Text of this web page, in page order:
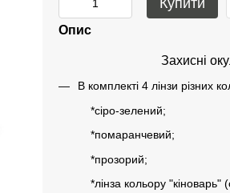
Купити
Опис
Захисні
В комплекті 4 лінзи різних
*сіро-зелений;
*помаранчевий;
*прозорий;
*лінза кольору "кіноварь"